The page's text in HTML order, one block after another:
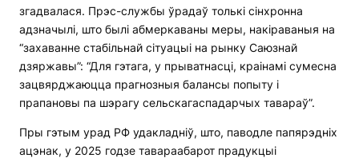
згадвалася. Прэс-службы ўрадаў толькі сінхронна
адзначылі, што былі абмеркаваны меры, накіраваныя на
“захаванне стабільнай сітуацыі на рынку Саюзнай
дзяржавы”: “Для гэтага, у прыватнасці, краінамі сумесна
зацвярджаюцца прагнозныя балансы попыту і
прапановы па шэрагу сельскагаспадарчых тавараў”.
Пры гэтым урад РФ удакладніў, што, паводле папярэдніх
ацэнак, у 2025 годзе тавараабарот прадукцыі